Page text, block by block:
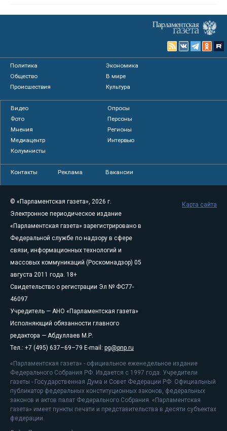
Политика
Экономика
Общество
В мире
Происшествия
Культура
Видео
Опросы
Фото
Персоны
Мнения
Регионы
Медиацентр
Интервью
Колумнисты
Контакты Реклама Вакансии
© «Парламентская газета», 2026 г.
Электронное периодическое издание
«Парламентская газета» зарегистрировано в
Федеральной службе по надзору в сфере
связи, информационных технологий и
массовых коммуникаций (Роскомнадзор) 05
августа 2011 года. 18+
Свидетельство о регистрации Эл № ФС77-
46097
Учредитель — АНО «Парламентская газета»
Исполняющий обязанности главного
редактора — Абдуллаев М.Р.
Тел.: +7 (495) 637–69–79 E-mail: pg@pnp.ru
«Парламентская газета» - официальное еженедельное издание
Федерального Собрания РФ. Издается с 1997 года. Учредители
газеты - Государственная Дума и Совет Федерации РФ. Официальный
публикатор федеральных конституционных законов, федеральных
законов и актов палат Федерального Собрания. «Парламентская
газета» имеет пункты печати и представительства в десяти субъектах
федерации.
Карта сайта